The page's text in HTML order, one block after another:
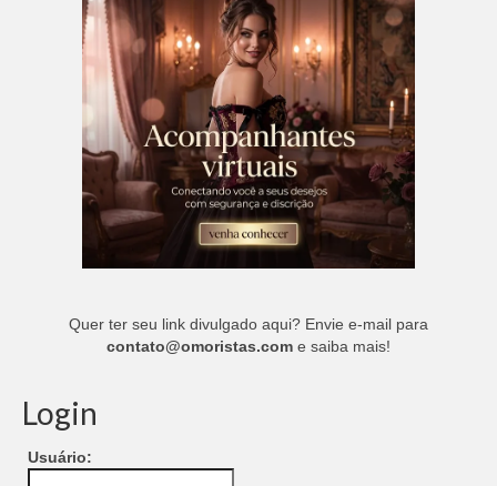
Quer ter seu link divulgado aqui? Envie e-mail para
contato@omoristas.com e saiba mais!
Login
Usuário: